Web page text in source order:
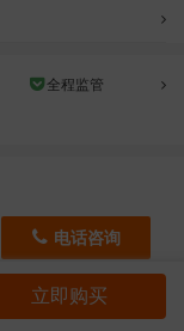
立即购买
全程监管
电话咨询